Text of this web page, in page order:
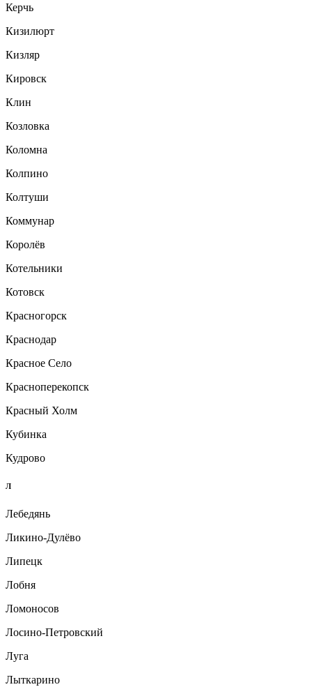
Керчь
Кизилюрт
Кизляр
Кировск
Клин
Козловка
Коломна
Колпино
Колтуши
Коммунар
Королёв
Котельники
Котовск
Красногорск
Краснодар
Красное Село
Красноперекопск
Красный Холм
Кубинка
Кудрово
Л
Лебедянь
Ликино-Дулёво
Липецк
Лобня
Ломоносов
Лосино-Петровский
Луга
Лыткарино